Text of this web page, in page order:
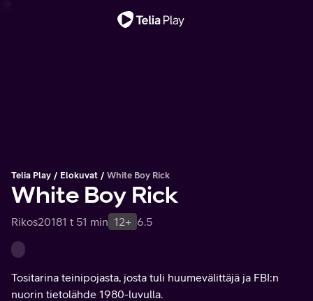
Telia Play Elokuvat White Boy Rick
White Boy Rick
Rikos20181 t 51 min 12+ 6.5
Tositarina teinipojasta, josta tuli huumevälittäjä ja FBI:n
nuorin tietolähde 1980-luvulla.